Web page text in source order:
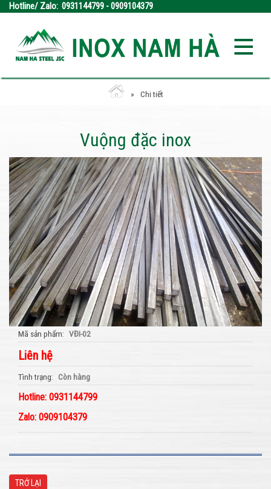
Hotline/ Zalo: 0931144799 - 0909104379
Chi tiết
Vuộng đặc inox
Mã sản phẩm VĐI-02
Liên hệ
Tình trạng Còn hàng
Hotline: 0931144799
Zalo: 0909104379
TRỞ LẠI